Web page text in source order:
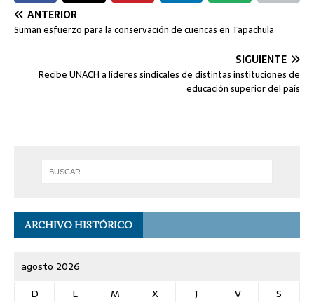
ANTERIOR
Suman esfuerzo para la conservación de cuencas en Tapachula
SIGUIENTE
Recibe UNACH a líderes sindicales de distintas instituciones de
educación superior del país
ARCHIVO HISTÓRICO
agosto 2026
D
L M X J V
S